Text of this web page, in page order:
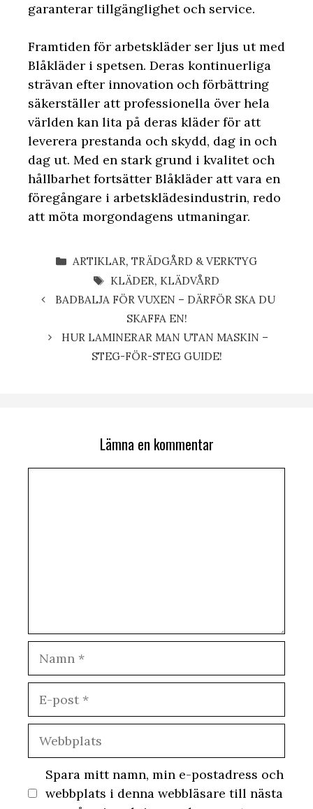
garanterar tillgänglighet och service.
Framtiden för arbetskläder ser ljus ut med
Blåkläder i spetsen. Deras kontinuerliga
strävan efter innovation och förbättring
säkerställer att professionella över hela
världen kan lita på deras kläder för att
leverera prestanda och skydd, dag in och
dag ut. Med en stark grund i kvalitet och
hållbarhet fortsätter Blåkläder att vara en
föregångare i arbetsklädesindustrin, redo
att möta morgondagens utmaningar.
KATEGORIER
ARTIKLAR,TRÄDGÅRD & VERKTYG
ETIKETTER
KLÄDER, KLÄDVÅRD
BADBALJA FÖR VUXEN – DÄRFÖR SKA DU
SKAFFA EN!
HUR LAMINERAR MAN UTAN MASKIN –
STEG-FÖR-STEG GUIDE!
Lämna en kommentar
Spara mitt namn, min e-postadress och
webbplats i denna webbläsare till nästa